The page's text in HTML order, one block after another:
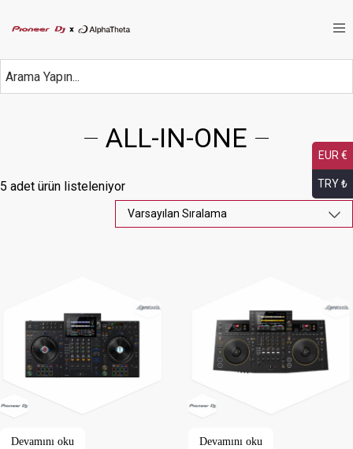
ALL-IN-ONE
5 adet ürün listeleniyor
Devamını oku Devamını oku
EUR €
TRY ₺